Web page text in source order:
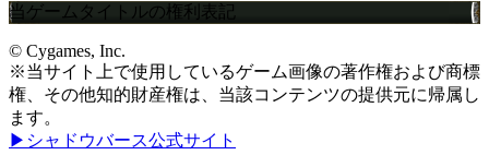
当ゲームタイトルの権利表記
© Cygames, Inc.
※当サイト上で使用しているゲーム画像の著作権および商標
権、その他知的財産権は、当該コンテンツの提供元に帰属し
ます。
▶シャドウバース公式サイト